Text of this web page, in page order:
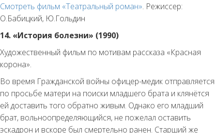
Смотреть фильм «Театральный роман». Режиссер:
О.Бабицкий, Ю.Гольдин
14. «История болезни» (1990)
Художественный фильм по мотивам рассказа «Красная
корона».
Во время Гражданской войны офицер-медик отправляется
по просьбе матери на поиски младшего брата и клянётся
ей доставить того обратно живым. Однако его младший
брат, вольноопределяющийся, не пожелал оставить
эскадрон и вскоре был смертельно ранен. Старший же